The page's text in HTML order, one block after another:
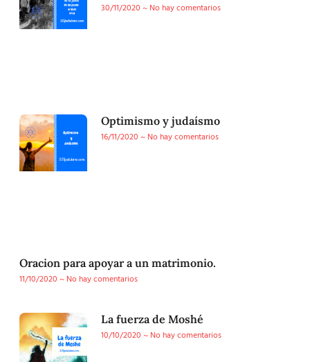
30/11/2020
No hay comentarios
Optimismo y judaísmo
16/11/2020
No hay comentarios
Oracion para apoyar a un matrimonio.
11/10/2020
No hay comentarios
La fuerza de Moshé
10/10/2020
No hay comentarios